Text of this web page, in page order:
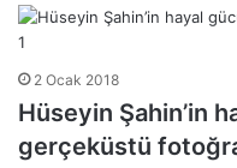
2 Ocak 2018
Hüseyin Şahin’in
gerçeküstü